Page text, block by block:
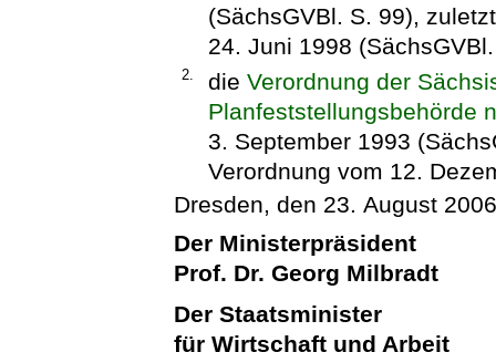
(SächsGVBl. S. 99),
24. Juni 1998
2. die Verordnung der
Planfeststellungsbehörde
3. September 1993
Verordnung vom 12.
Dresden, den 23. August
Der Ministerpräsident
Prof. Dr. Georg Milbradt
Der Staatsminister
für Wirtschaft und Arbeit